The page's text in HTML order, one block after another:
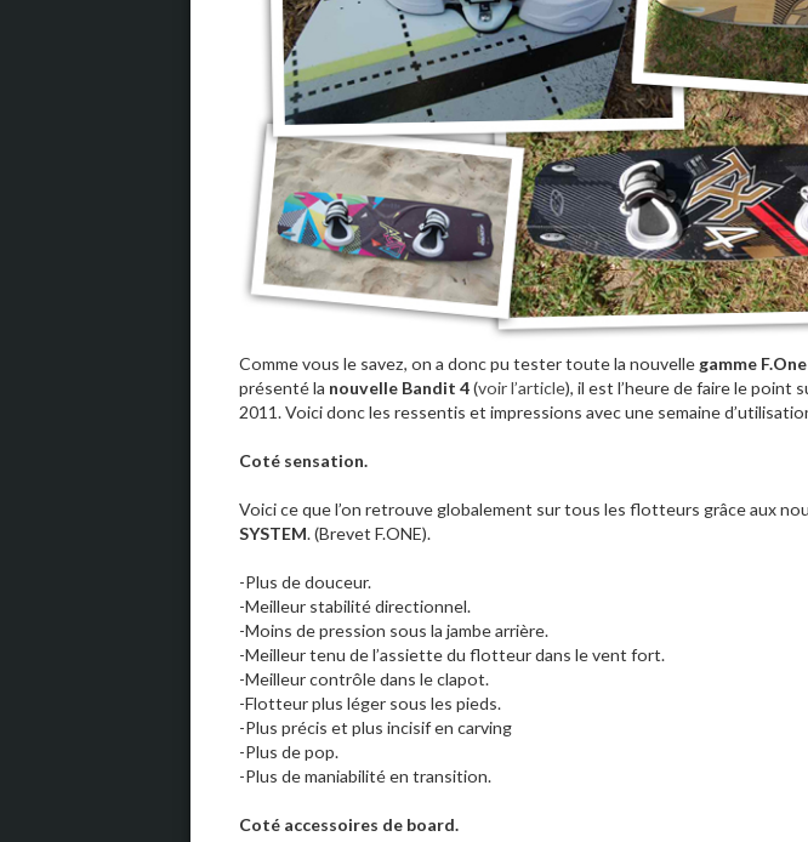
Comme vous le savez, on a donc pu tester toute la nouvelle gamme
présenté la nouvelle Bandit 4(voir l’article), il est l’heure de faire le point
2011. Voici donc les ressentis et impressions avec une semaine
Coté sensation.
Voici ce que l’on retrouve globalement sur tous les flotteurs grâce aux
SYSTEM. (Brevet F.ONE).
-Plus de douceur.
-Meilleur stabilité directionnel.
-Moins de pression sous la jambe arrière.
-Meilleur tenu de l’assiette du flotteur dans le vent fort.
-Meilleur contrôle dans le clapot.
-Flotteur plus léger sous les pieds.
-Plus précis et plus incisif en carving
-Plus de pop.
-Plus de maniabilité en transition.
Coté accessoires de board.